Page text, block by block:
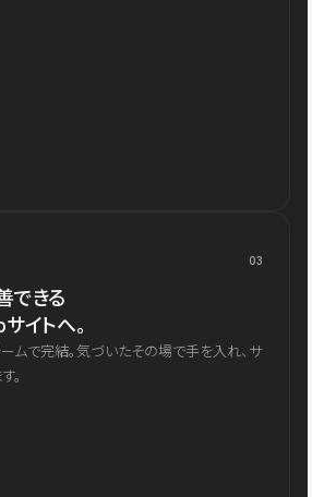
03
できる
イトへ。
ムで完結。気づいたその場で手を入れ、サ
。